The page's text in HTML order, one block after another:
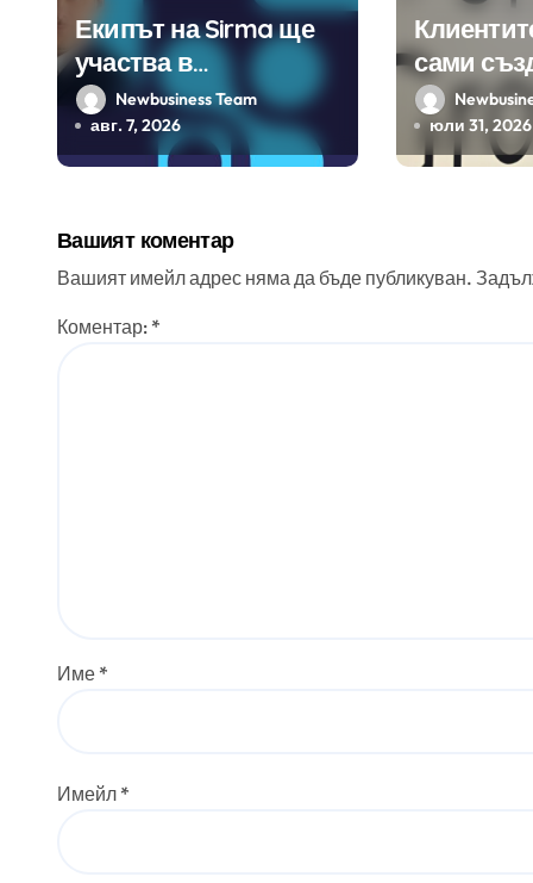
Екипът на Sirma ще
участва в
създаването на
международните
стандарти за
изкуствен интелект в
хотелиерството
Newbusiness Team
авг. 7, 2026
сами
450
ERP
помощта
юли 31, 2026
Вашият коментар
Вашият имейл адрес няма да бъде публикуван.
Коментар: *
Име *
Имейл *